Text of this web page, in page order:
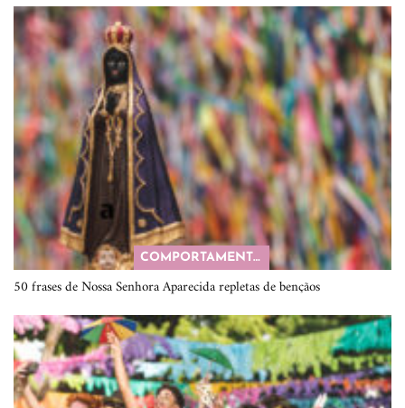
COMPORTAMENTO
50 frases de Nossa Senhora Aparecida repletas de bençãos